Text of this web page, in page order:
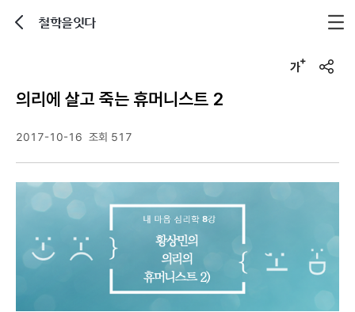
철학을잇다
u
의리에 살고 죽는 휴머니스트 2
2017-10-16 조회 517